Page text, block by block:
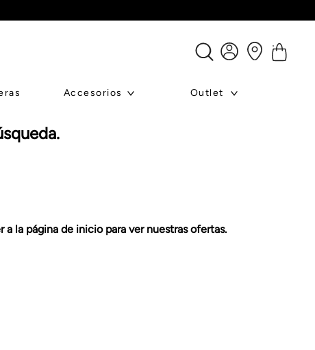
Accesorios Outlet
la página de inicio para ver nuestras ofertas.